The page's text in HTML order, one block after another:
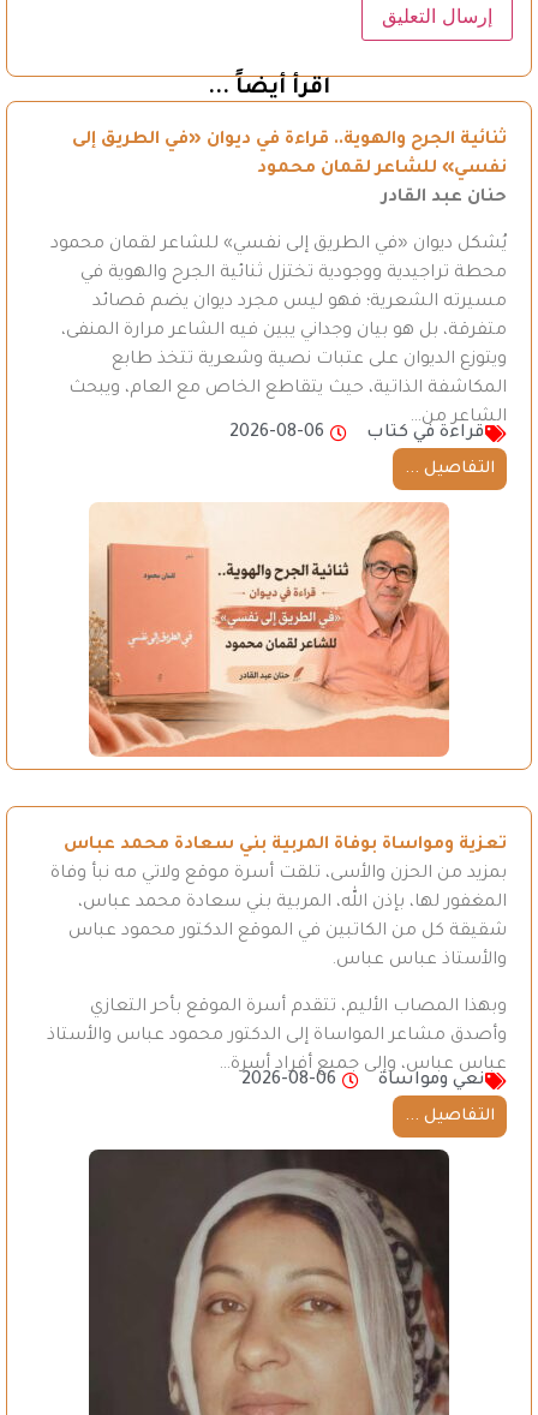
اقرأ أيضاً ...
ثنائية الجرح والهوية.. قراءة في ديوان «في الطريق إلى
نفسي» للشاعر لقمان محمود
حنان عبد القادر
يُشكل ديوان «في الطريق إلى نفسي» للشاعر لقمان محمود
محطة تراجيدية ووجودية تختزل ثنائية الجرح والهوية في
مسيرته الشعرية؛ فهو ليس مجرد ديوان يضم قصائد
متفرقة، بل هو بيان وجداني يبين فيه الشاعر مرارة المنفى،
ويتوزع الديوان على عتبات نصية وشعرية تتخذ طابع
المكاشفة الذاتية، حيث يتقاطع الخاص مع العام، ويبحث
الشاعر من…
قراءة في كتاب
2026-08-06
التفاصيل ...
تعزية ومواساة بوفاة المربية بني سعادة محمد عباس
بمزيد من الحزن والأسى، تلقت أسرة موقع ولاتي مه نبأ وفاة
المغفور لها، بإذن الله، المربية بني سعادة محمد عباس،
شقيقة كل من الكاتبين في الموقع الدكتور محمود عباس
والأستاذ عباس عباس.
وبهذا المصاب الأليم، تتقدم أسرة الموقع بأحر التعازي
وأصدق مشاعر المواساة إلى الدكتور محمود عباس والأستاذ
عباس عباس، وإلى جميع أفراد أسرة…
نعي ومواساة
2026-08-06
التفاصيل ...